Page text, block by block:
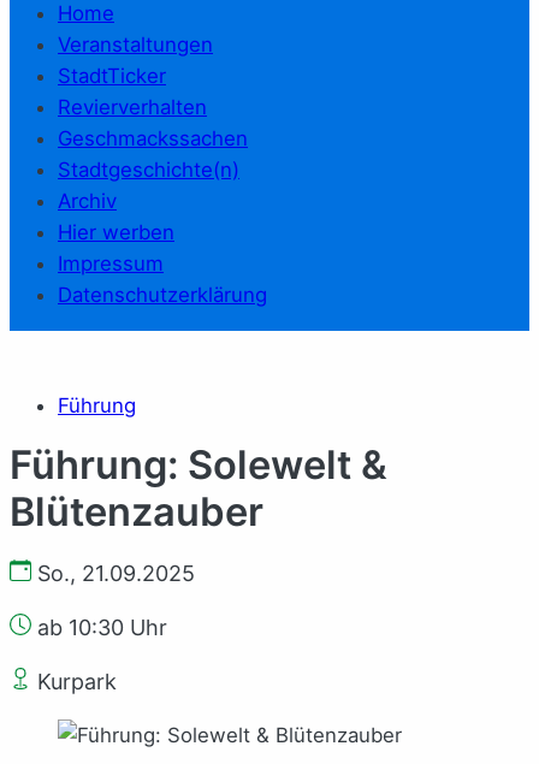
Home
Veranstaltungen
StadtTicker
Revierverhalten
Geschmackssachen
Stadtgeschichte(n)
Archiv
Hier werben
Impressum
Datenschutzerklärung
Führung
Führung: Solewelt &
Blütenzauber
So., 21.09.2025
ab 10:30 Uhr
Kurpark